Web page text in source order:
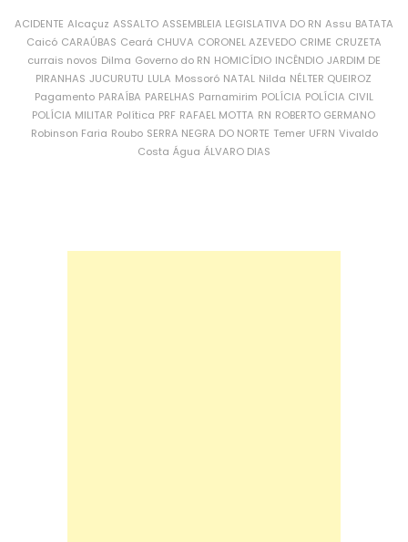
ACIDENTE Alcaçuz ASSALTO ASSEMBLEIA LEGISLATIVA DO RN Assu BATATA
Caicó CARAÚBAS Ceará CHUVA CORONEL AZEVEDO CRIME CRUZETA
currais novos Dilma Governo do RN HOMICÍDIO INCÊNDIO JARDIM DE
PIRANHAS JUCURUTU LULA Mossoró NATAL Nilda NÉLTER QUEIROZ
Pagamento PARAÍBA PARELHAS Parnamirim POLÍCIA POLÍCIA CIVIL
POLÍCIA MILITAR Política PRF RAFAEL MOTTA RN ROBERTO GERMANO
Robinson Faria Roubo SERRA NEGRA DO NORTE Temer UFRN Vivaldo
Costa Água ÁLVARO DIAS